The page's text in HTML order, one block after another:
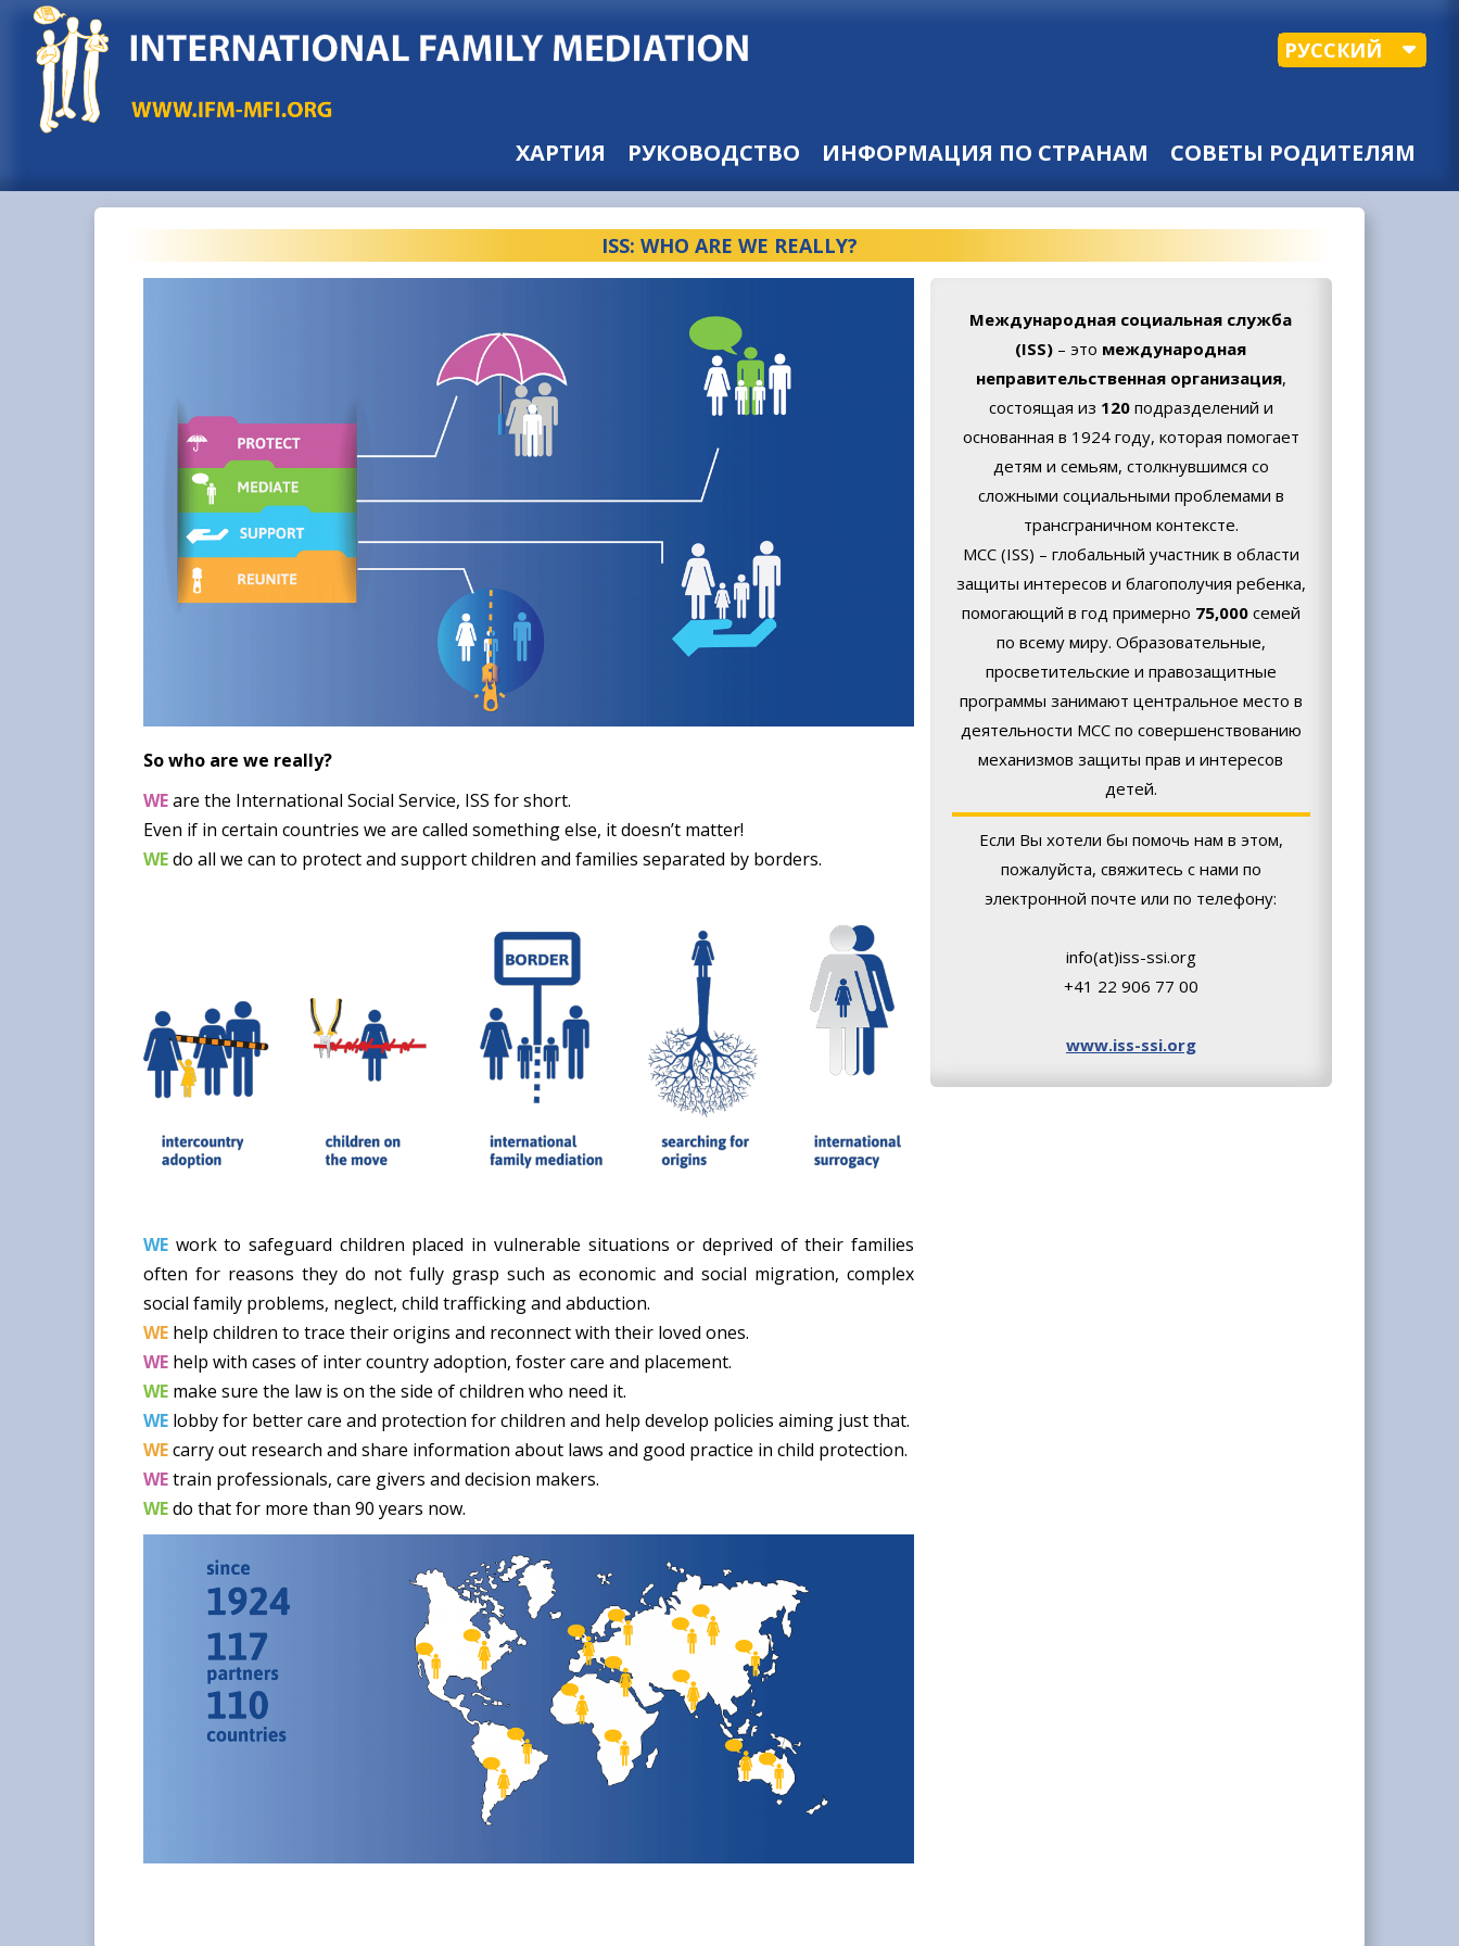
РУССКИЙ
ХАРТИЯ РУКОВОДСТВО ИНФОРМАЦИЯ ПО СТРАНАМ СОВЕТЫ РОДИТЕЛЯМ
ISS: WHO ARE WE REALLY?
So who are we really?
WEare the International Social Service, ISS for short.
Even if in certain countries we are called something else, it doesn’t matter!
WEdo all we can to protect and support children and families separated by borders.
WE work to safeguard children placed in vulnerable situations or deprived of their families
often for reasons they do not fully grasp such as economic and social migration, complex
social family problems, neglect, child trafficking and abduction.
WE help children to trace their origins and reconnect with their loved ones.
WE help with cases of inter country adoption, foster care and placement.
WE make sure the law is on the side of children who need it.
WE lobby for better care and protection for children and help develop policies aiming just that.
WEcarry out research and share information about laws and good practice in child protection.
WEtrain professionals, care givers and decision makers.
WEdo that for more than 90 years now.
Международная социальная служба
(ISS) – это международная
неправительственная организация,
состоящая из 120подразделений и
основанная в 1924 году, которая помогает
детям и семьям, столкнувшимся со
сложными социальными проблемами в
трансграничном контексте.
МСС (ISS) – глобальный участник в области
защиты интересов и благополучия ребенка,
помогающий в год примерно 75,000семей
по всему миру. Образовательные,
просветительские и правозащитные
программы занимают центральное место в
деятельности МСС по совершенствованию
механизмов защиты прав и интересов
детей.
Если Вы хотели бы помочь нам в этом,
пожалуйста, свяжитесь с нами по
электронной почте или по телефону:
info(at)iss-ssi.org
+41 22 906 77 00
www.iss-ssi.org